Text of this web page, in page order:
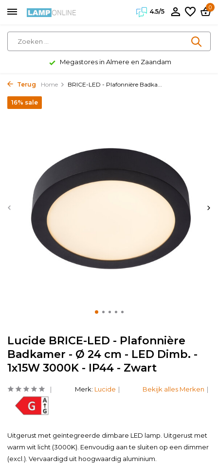
4.5/5
0
Megastores in Almere en Zaandam
Terug Home BRICE-LED - Plafonnière Badka...
Lucide BRICE-LED - Plafonnière
Badkamer - Ø 24 cm - LED Dimb. -
1x15W 3000K - IP44 - Zwart
16% sale
Merk: Lucide Bekijk alles Merken
Uitgerust met geïntegreerde dimbare LED lamp. Uitgerust met
warm wit licht (3000K). Eenvoudig aan te sluiten op een dimmer
(excl.). Vervaardigd uit hoogwaardig aluminium.